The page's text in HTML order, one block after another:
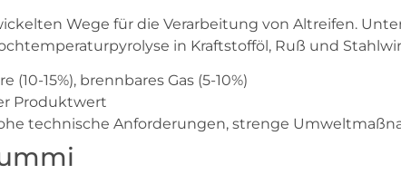
Wege für die Verarbeitung von Altreifen.
in Kraftstofföl, Ruß und
(10-15%), brennbares Gas (5-10%)
Produktwert
technische Anforderungen, strenge